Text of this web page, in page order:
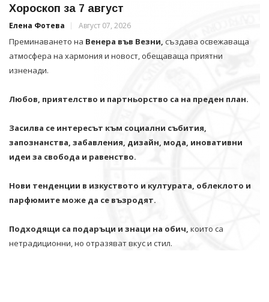
Хороскоп за 7 август
Елена Фотева Август 07, 2026
Преминаването на Венера във Везни, създава освежаваща
атмосфера на хармония и новост, обещаваща приятни
изненади.
Любов, приятелство и партньорство са на преден план.
Засилва се интересът към социални събития,
запознанства, забавления, дизайн, мода, иновативни
идеи за свобода и равенство.
Нови тенденции в изкуството и културата, облеклото и
парфюмите може да се възродят.
Подходящи са подаръци и знаци на обич, които са
нетрадиционни, но отразяват вкус и стил.